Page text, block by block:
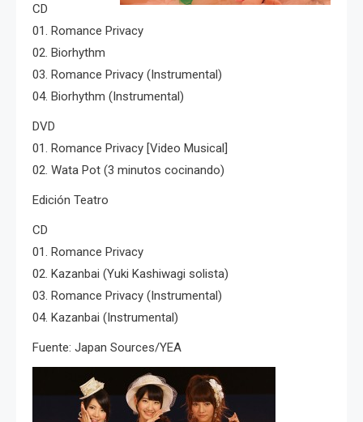
CD
01. Romance Privacy
02. Biorhythm
03. Romance Privacy (Instrumental)
04. Biorhythm (Instrumental)
DVD
01. Romance Privacy [Video Musical]
02. Wata Pot (3 minutos cocinando)
Edición Teatro
CD
01. Romance Privacy
02. Kazanbai (Yuki Kashiwagi solista)
03. Romance Privacy (Instrumental)
04. Kazanbai (Instrumental)
Fuente: Japan Sources/YEA